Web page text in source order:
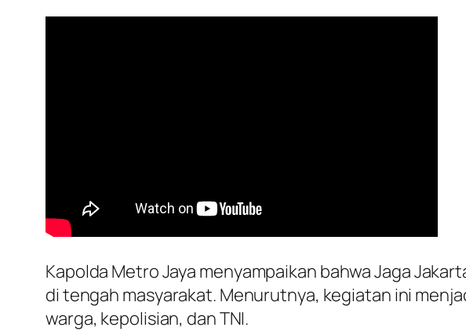
Kapolda Metro Jaya menyampaikan bahwa Jaga
di tengah masyarakat. Menurutnya, kegiatan ini
warga, kepolisian, dan TNI.